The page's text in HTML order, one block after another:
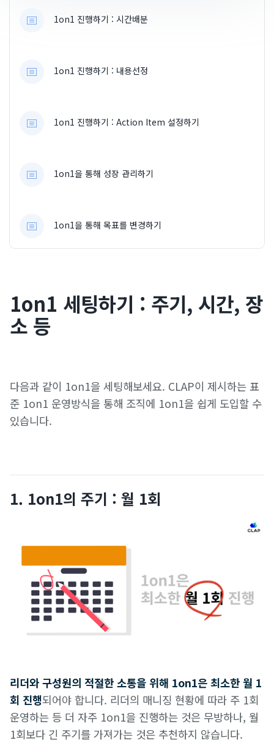
1on1 진행하기 : 시간배분
1on1 진행하기 : 내용선정
1on1 진행하기 : Action Item 설정하기
1on1을 통해 성장 관리하기
1on1을 통해 목표를 변경하기
1on1 세팅하기 : 주기, 시간, 장
소 등
다음과 같이 1on1을 세팅해보세요. CLAP이 제시하는 표
준 1on1 운영방식을 통해 조직에 1on1을 쉽게 도입할 수
있습니다.
1. 1on1의 주기 : 월 1회
리더와 구성원의 적절한 소통을 위해 1on1은 최소한 월 1
회 진행되어야 합니다. 리더의 매니징 현황에 따라 주 1회
운영하는 등 더 자주 1on1을 진행하는 것은 무방하나, 월
1회보다 긴 주기를 가져가는 것은 추천하지 않습니다.